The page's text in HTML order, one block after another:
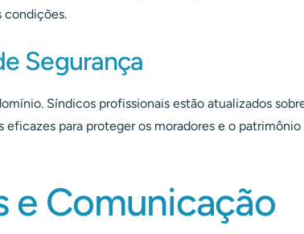
condições.
Segurança
Síndicos profissionais estão atualizados
para proteger os moradores e o patrimônio
e Comunicação